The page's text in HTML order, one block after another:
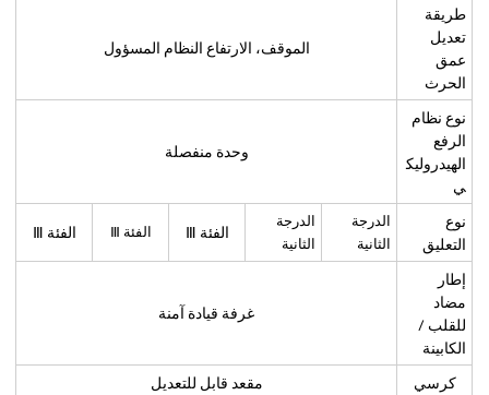
طريقة
تعديل
عمق
الحرث
الموقف، الارتفاع النظام المسؤول
نوع نظام
الرفع
الهيدروليك
ي
وحدة منفصلة
نوع
التعليق
الدرجة
الثانية
الدرجة
الثانية
الفئة Ⅲ الفئة Ⅲ الفئة Ⅲ
إطار
مضاد
للقلب /
الكابينة
غرفة قيادة آمنة
كرسي
مقعد قابل للتعديل